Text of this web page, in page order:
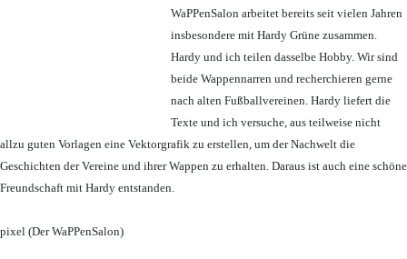
WaPPenSalon arbeitet bereits seit vielen Jahren
insbesondere mit Hardy Grüne zusammen.
Hardy und ich teilen dasselbe Hobby. Wir sind
beide Wappennarren und recherchieren gerne
nach alten Fußballvereinen. Hardy liefert die
Texte und ich versuche, aus teilweise nicht
allzu guten Vorlagen eine Vektorgrafik zu erstellen, um der Nachwelt die
Geschichten der Vereine und ihrer Wappen zu erhalten. Daraus ist auch eine schöne
Freundschaft mit Hardy entstanden.
pixel (Der WaPPenSalon)